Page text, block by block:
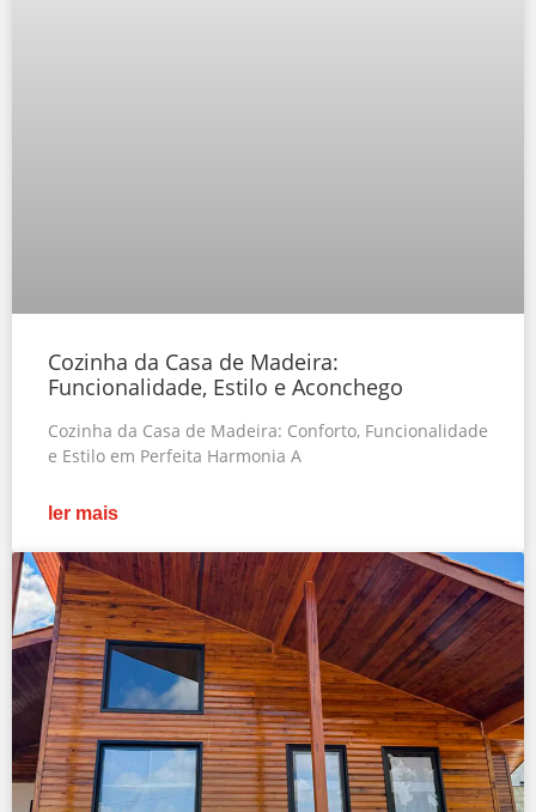
Cozinha da Casa de Madeira:
Funcionalidade, Estilo e Aconchego
Cozinha da Casa de Madeira: Conforto, Funcionalidade
e Estilo em Perfeita Harmonia A
ler mais